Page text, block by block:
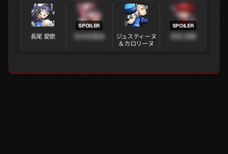
長尾 愛歌 梨本成瑠海
ジュスティーヌ
＆カロリーヌ
桐条 美鶴